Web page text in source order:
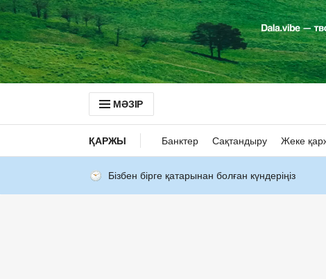
МӘЗІР
ҚАРЖЫ Банктер Сақтандыру Жеке
Бізбен бірге қатарынан болған күндеріңіз